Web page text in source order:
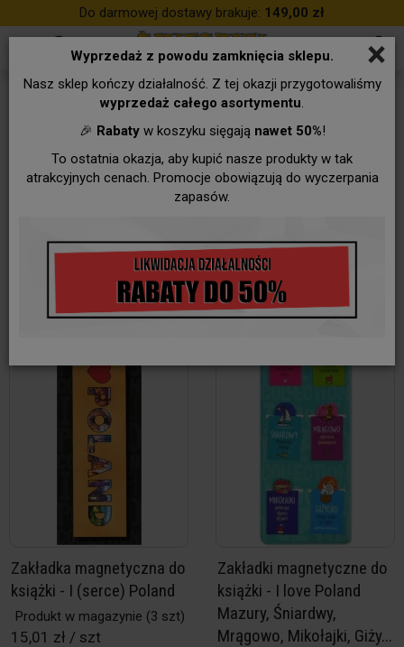
×
Wyprzedaż z powodu zamknięcia sklepu.
Nasz sklep kończy działalność. Z tej okazji przygotowaliśmy
wyprzedaż całego asortymentu.
🎉 Rabatyw koszyku sięgają nawet 50%!
To ostatnia okazja, aby kupić nasze produkty w tak
atrakcyjnych cenach. Promocje obowiązują do wyczerpania
zapasów.
Do darmowej dostawy brakuje: 149,00 zł
KSIĄŻKI, ZAKŁADKI
Małe Średnia na 0.2L ZAKŁADKI
Zakładka magnetyczna do
książki - I (serce) Poland
Produkt w magazynie (3 szt)
15,01 zł / szt
Zakładki magnetyczne do
książki - I love Poland
Mazury, Śniardwy,
Mrągowo, Mikołajki, Giży...